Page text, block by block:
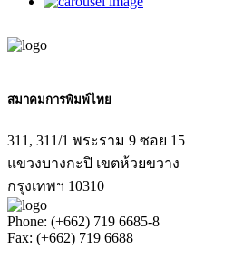
สมาคมการพิมพ์ไทย
311, 311/1 พระราม 9 ซอย 15
แขวงบางกะปิ เขตห้วยขวาง
กรุงเทพฯ 10310
Phone: (+662) 719 6685-8
Fax: (+662) 719 6688